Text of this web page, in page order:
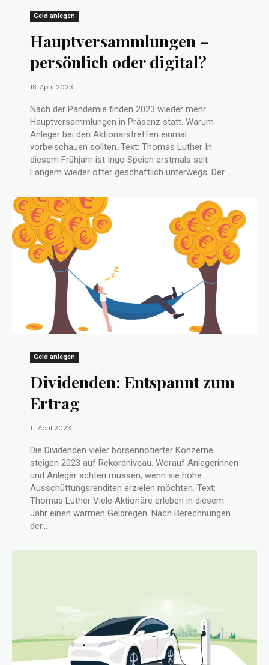
Geld anlegen
Hauptversammlungen –
persönlich oder digital?
18. April 2023
Nach der Pandemie finden 2023 wieder mehr
Hauptversammlungen in Präsenz statt. Warum
Anleger bei den Aktionärstreffen einmal
vorbeischauen sollten. Text: Thomas Luther In
diesem Frühjahr ist Ingo Speich erstmals seit
Langem wieder öfter geschäftlich unterwegs. Der...
Geld anlegen
Dividenden: Entspannt zum
Ertrag
11. April 2023
Die Dividenden vieler börsennotierter Konzerne
steigen 2023 auf Rekordniveau. Worauf Anlegerinnen
und Anleger achten müssen, wenn sie hohe
Ausschüttungsrenditen erzielen möchten. Text:
Thomas Luther Viele Aktionäre erleben in diesem
Jahr einen warmen Geldregen. Nach Berechnungen
der...